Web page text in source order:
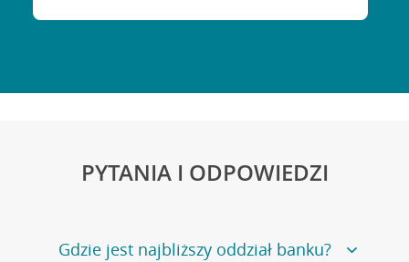
PYTANIA I ODPOWIEDZI
Gdzie jest najbliższy oddział banku?